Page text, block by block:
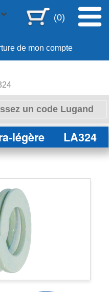
(0)
de mon compte
légère LA324